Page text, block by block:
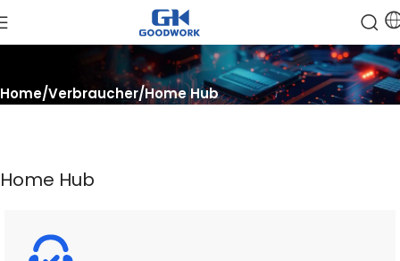
Home Verbraucher Home Hub
Home Hub